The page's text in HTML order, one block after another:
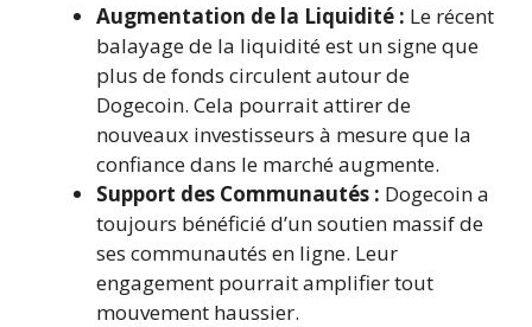
Augmentation de la Liquidité : Le récent
balayage de la liquidité est un signe que
plus de fonds circulent autour de
Dogecoin. Cela pourrait attirer de
nouveaux investisseurs à mesure que la
confiance dans le marché augmente.
Support des Communautés : Dogecoin a
toujours bénéficié d’un soutien massif de
ses communautés en ligne. Leur
engagement pourrait amplifier tout
mouvement haussier.